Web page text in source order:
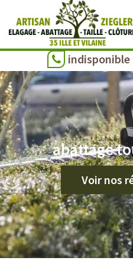
indisponible
abattage
Voir nos